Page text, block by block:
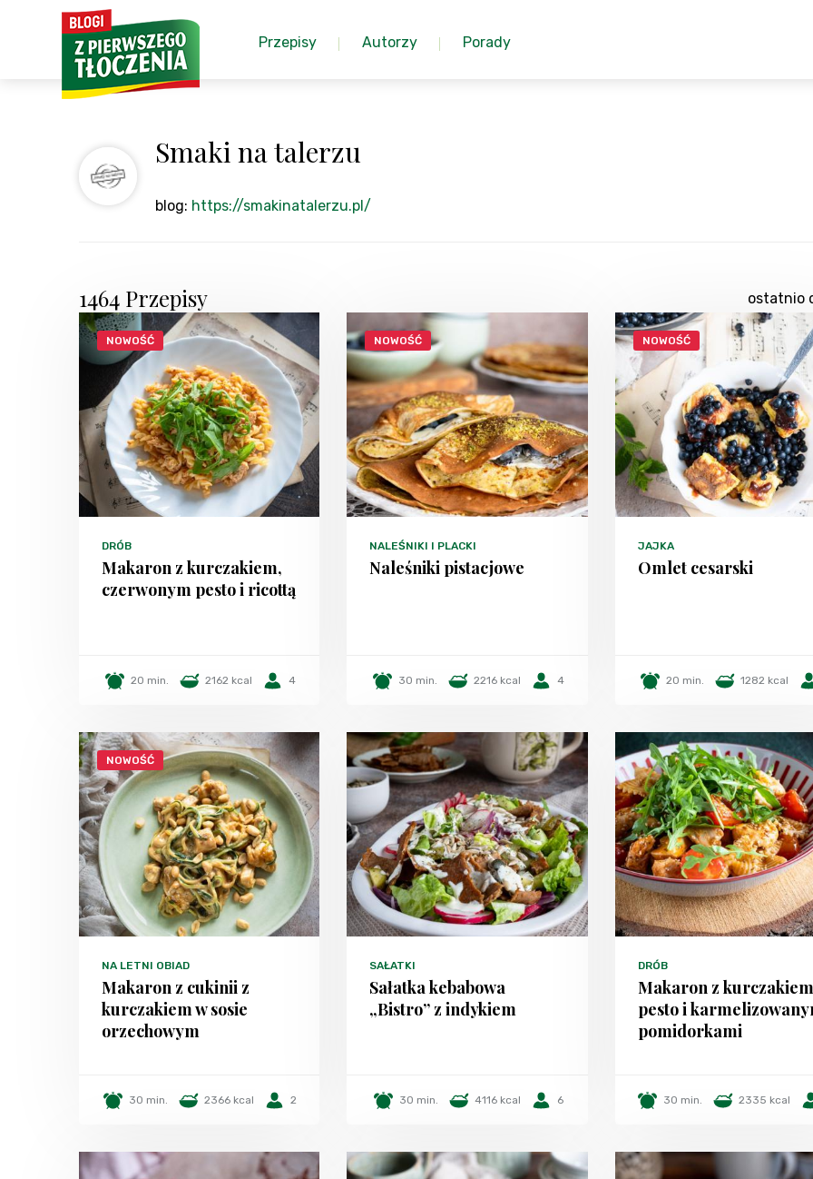
Przepisy Autorzy Porady
Smaki na talerzu
blog: https://smakinatalerzu.pl/
1464 Przepisy ostatnio
NOWOŚĆ
DRÓB
Makaron z kurczakiem,
czerwonym pesto i ricottą
20 min. 2162 kcal 4
NOWOŚĆ
NALEŚNIKI I PLACKI
Naleśniki pistacjowe
30 min. 2216 kcal 4
NOWOŚĆ
JAJKA
Omlet cesarski
20 min. 1282 kcal
NOWOŚĆ
NA LETNI OBIAD
Makaron z cukinii z
kurczakiem w sosie
orzechowym
30 min. 2366 kcal 2
SAŁATKI
Sałatka kebabowa
„Bistro” z indykiem
30 min. 4116 kcal 6
DRÓB
Makaron z
pesto i
pomidorkami
30 min. 2335 kcal